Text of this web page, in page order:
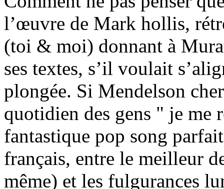
l’œuvre de Mark hollis,
(toi & moi) donnant à
ses textes, s’il voulait
plongée. Si Mendelson
quotidien des gens " je me
fantastique pop song
français, entre le meilleur
même) et les fulgurances